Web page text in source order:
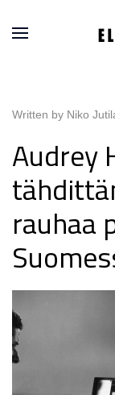
Written by Niko
Audrey
rauhaa